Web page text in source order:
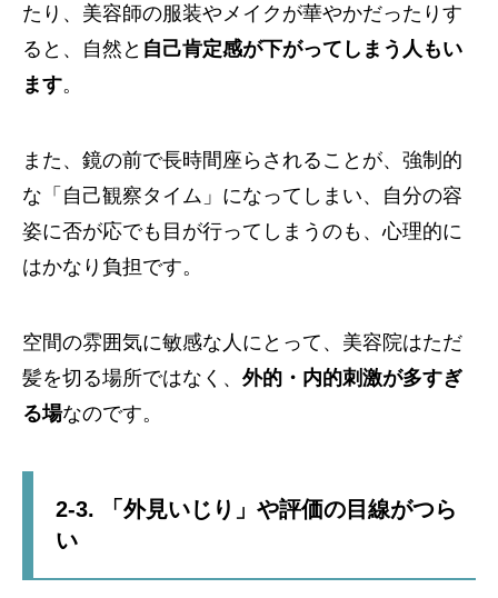
たり、美容師の服装やメイクが華やかだったりす
ると、自然と 自己肯定感が下がってしまう人もい
ます。
また、鏡の前で長時間座らされることが、強制的
な「自己観察タイム」になってしまい、自分の容
姿に否が応でも目が行ってしまうのも、心理的に
はかなり負担です。
空間の雰囲気に敏感な人にとって、美容院はただ
髪を切る場所ではなく、 外的・内的刺激が多すぎ
る場なのです。
2-3. 「外見いじり」や評価の目線がつら
い